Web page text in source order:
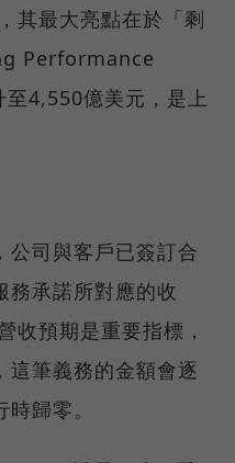
其最大亮點在於「剩
Performance
4,550億美元，是上
公司與客戶已簽訂合
務承諾所對應的收
收預期是重要指標，
這筆義務的金額會逐
歸零。